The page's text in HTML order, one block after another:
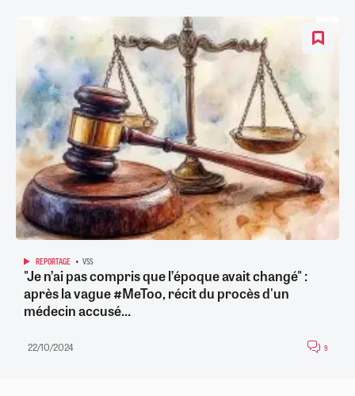
REPORTAGE VSS
"Je n’ai pas compris que l’époque avait changé" :
après la vague #MeToo, récit du procès d'un
médecin accusé...
22/10/2024 9